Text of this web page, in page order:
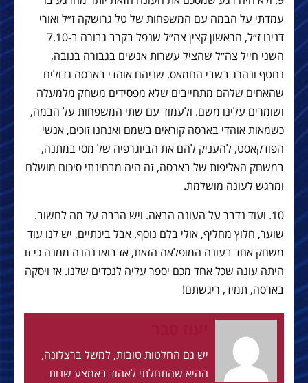
עמדתי על הבמה עם המשפחות של טל גרושקה ז״ל ואורי
דנינו ז״ל, הראשון קצין צה״ל שנפל בקרב גבורה ב-7.10
השני חייל צה״ל שהציל עשרות אנשים בגבורה בנובה,
נחטף ונהרג בשבי החמאס. שניהם אוהדי בארסה גדולים
שהאחים שלהם מתחייבים שלא מפסידים משחק מלמעלה
ושומרים עלינו משם. ולעמוד עם שתי המשפחות על הבמה,
כשמאות אוהדי בארסה קוראים בשמם ואנחנו זוכים, אנשי
הפודקאסט, להעניק להם את הביוגרפיה של מסי במתנה,
במשחק האליפות של בארסה, זה היה מבחינתי סיכום מושלם
ומרגש לעונה מושלמת.
10. ועוד נדבר על העונה הבאה. ויש הרבה על מה לחשוב.
שוער, חלוץ מחליף, אולי בלם נוסף. אבל בינתיים, יש לנו עוד
משחק אחד בעונה המופלאה הזאת, אז בואו נהנה ממנה כי זו
היתה עונה שכל אחד מכם יספר עליה לנכדים שלנו. אז ויסקה
בארסה, תמיד, ריגשתם!
יש גם החלטות טובות, למשל ברצלונה,
ההיא שהתחלתי לאהוד באמצע שנות